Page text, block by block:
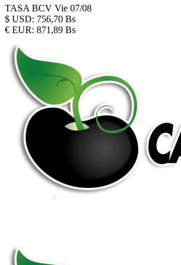
TASA BCV Vie 07/08
$ USD: 756,70 Bs
€ EUR: 871,89 Bs